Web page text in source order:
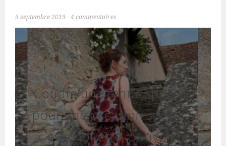
9 septembre 2019 4 commentaires
Coudre une tenue spéciale
pour une occasion spéciale
c’est chouette, pouvoir la